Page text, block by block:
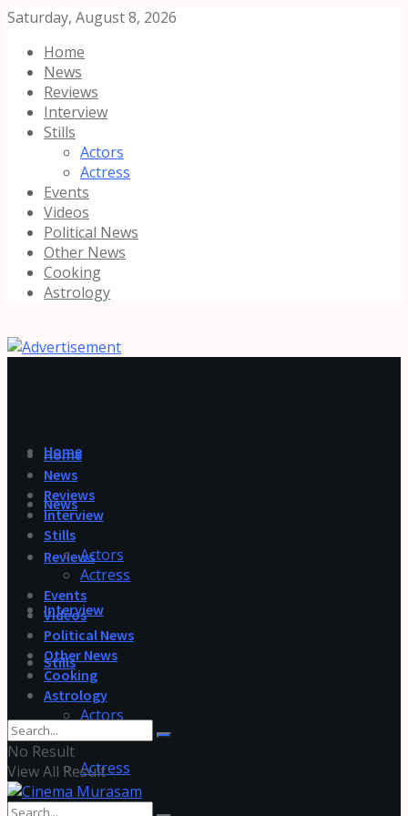
Saturday, August 8, 2026
Home
News
Reviews
Interview
Stills
Actors
Actress
Events
Videos
Political News
Other News
Cooking
Astrology
Home
News
Reviews
Interview
Stills
Actors
Actress
Home
News
Reviews
Interview
Stills
Actors
Actress
Events
Videos
Political News
Other News
Cooking
Astrology
No Result
View All Result